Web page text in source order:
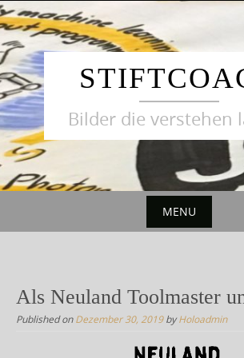
S
k
i
p
t
o
c
o
n
t
n
Bilder die verstehen
MENU
Als Neuland Toolmaster
Published onDezember 30, 2019byHoloadmin